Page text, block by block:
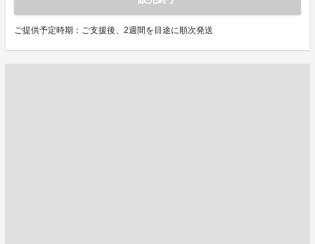
ご提供予定時期：ご支援後、2週間を目途に順次発送